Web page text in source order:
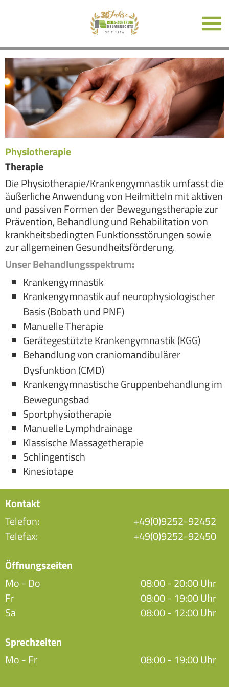
Physiotherapie
Therapie
Die Physiotherapie/Krankengymnastik umfasst die
äußerliche Anwendung von Heilmitteln mit aktiven
und passiven Formen der Bewegungstherapie zur
Prävention, Behandlung und Rehabilitation von
krankheitsbedingten Funktionsstörungen sowie
zur allgemeinen Gesundheitsförderung.
Unser Behandlungsspektrum:
Krankengymnastik
Krankengymnastik auf neurophysiologischer
Basis (Bobath und PNF)
Manuelle Therapie
Gerätegestützte Krankengymnastik (KGG)
Behandlung von craniomandibulärer
Dysfunktion (CMD)
Krankengymnastische Gruppenbehandlung im
Bewegungsbad
Sportphysiotherapie
Manuelle Lymphdrainage
Klassische Massagetherapie
Schlingentisch
Kinesiotape
Kontakt
Telefon:
+49(0)9252-92452
Telefax:
+49(0)9252-92450
Öffnungszeiten
Mo - Do
08:00 - 20:00 Uhr
Fr
08:00 - 19:00 Uhr
Sa
08:00 - 12:00 Uhr
Sprechzeiten
Mo - Fr
08:00 - 19:00 Uhr